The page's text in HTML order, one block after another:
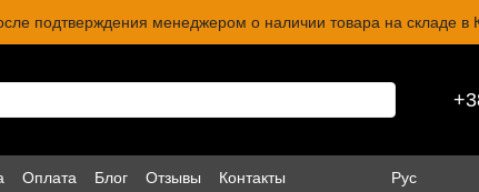
подтверждения менеджером о наличии товара на складе в
Оплата Блог Отзывы Контакты Рус